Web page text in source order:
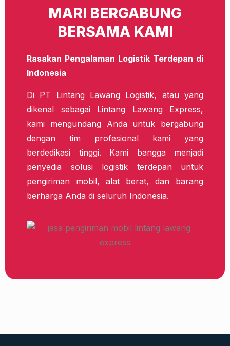
MARI BERGABUNG
BERSAMA KAMI
Rasakan Pengalaman Logistik Terdepan di
Indonesia
Di PT Lintang Lawang Logistik, atau yang
dikenal sebagai Lintang Lawang Express,
kami mengundang Anda untuk bergabung
dengan tim profesional kami yang
berdedikasi tinggi. Kami bangga menjadi
penyedia solusi logistik terdepan untuk
pengiriman mobil, alat berat, dan barang
berharga Anda di seluruh Indonesia.